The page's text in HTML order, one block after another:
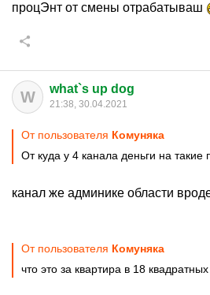
процЭнт от смены отрабатываш
W what`s up dog
21:38, 30.04.2021
От пользователя Комуняка
От куда у 4 канала деньги на такие
канал же админике области
От пользователя Комуняка
что это за квартира в 18